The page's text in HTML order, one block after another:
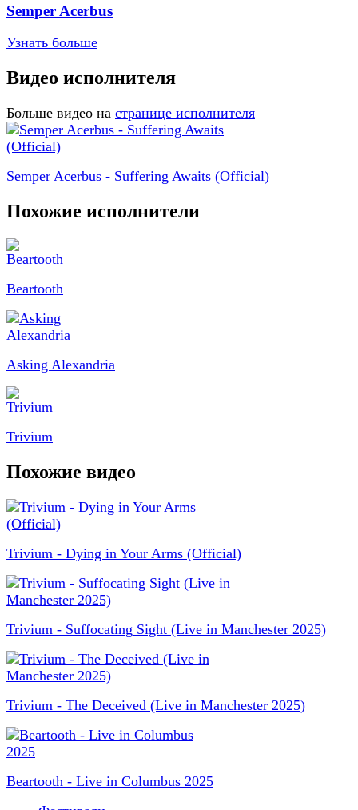
Semper Acerbus
Узнать больше
Видео исполнителя
Больше видео на странице исполнителя
Semper Acerbus - Suffering Awaits (Official)
Похожие исполнители
Beartooth
Asking Alexandria
Trivium
Похожие видео
Trivium - Dying in Your Arms (Official)
Trivium - Suffocating Sight (Live in Manchester 2025)
Trivium - The Deceived (Live in Manchester 2025)
Beartooth - Live in Columbus 2025